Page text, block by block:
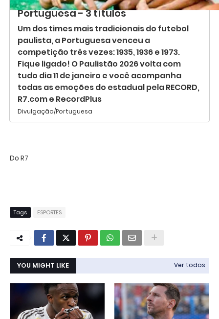
Portuguesa - 3 títulos
Um dos times mais tradicionais do futebol
paulista, a Portuguesa venceu a
competição três vezes: 1935, 1936 e 1973.
Fique ligado! O Paulistão 2026 volta com
tudo dia 11 de janeiro e você acompanha
todas as emoções do estadual pela RECORD,
R7.com e RecordPlus
Divulgação/Portuguesa
Do R7
Tags ESPORTES
YOU MIGHT LIKE Ver todos